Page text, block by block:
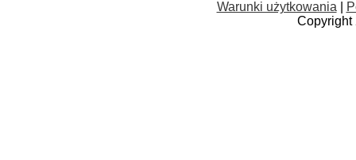
Warunki użytkowania
Copyright